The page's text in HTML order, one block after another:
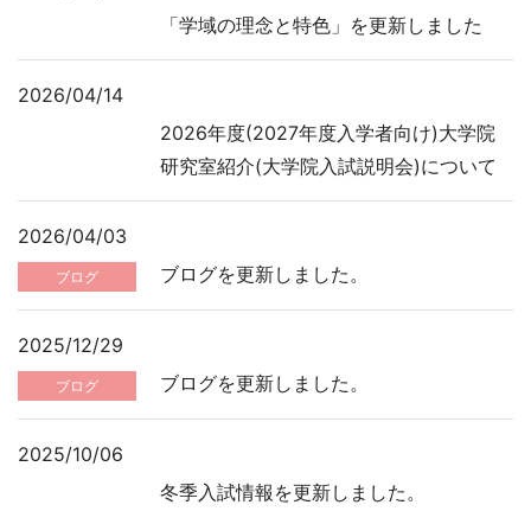
「学域の理念と特色」を更新しました
2026/04/14
2026年度(2027年度入学者向け)大学院
2026/04/03
ブログ ブログを更新しました。
2025/12/29
ブログ ブログを更新しました。
2025/10/06
冬季入試情報を更新しました。